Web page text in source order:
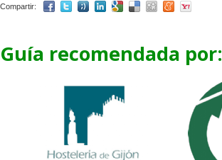
Compartir:
Guía recomendada por: